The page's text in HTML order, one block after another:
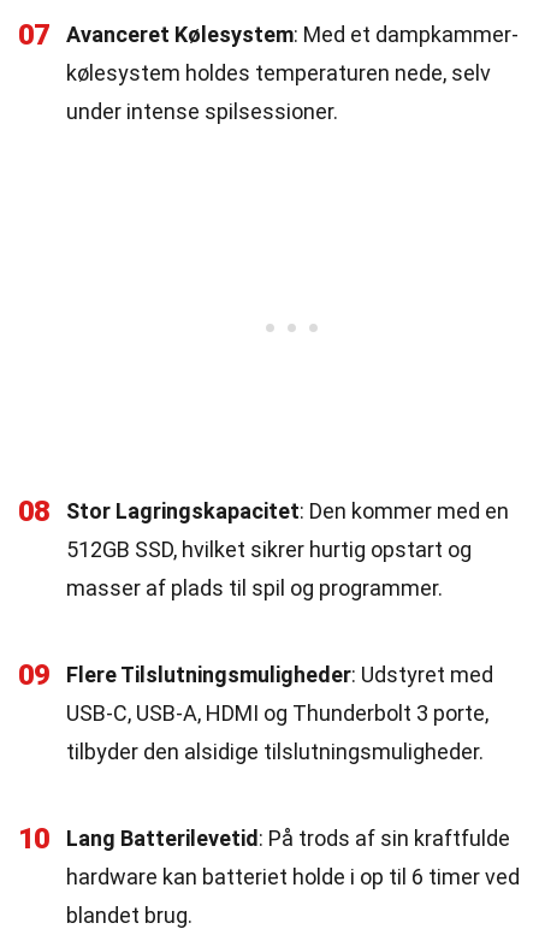
07 Avanceret Kølesystem: Med et dampkammer-
kølesystem holdes temperaturen nede, selv
under intense spilsessioner.
08 Stor Lagringskapacitet: Den kommer med en
512GB SSD, hvilket sikrer hurtig opstart og
masser af plads til spil og programmer.
09 Flere Tilslutningsmuligheder: Udstyret med
USB-C, USB-A, HDMI og Thunderbolt 3 porte,
tilbyder den alsidige tilslutningsmuligheder.
10 Lang Batterilevetid : På trods af sin kraftfulde
hardware kan batteriet holde i op til 6 timer ved
blandet brug.